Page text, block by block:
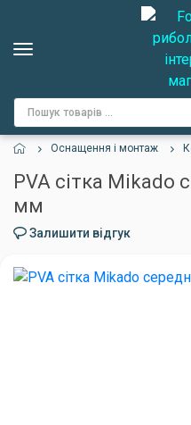
Оснащення і монтаж
PVA сітка Mikado
мм
Залишити відгук